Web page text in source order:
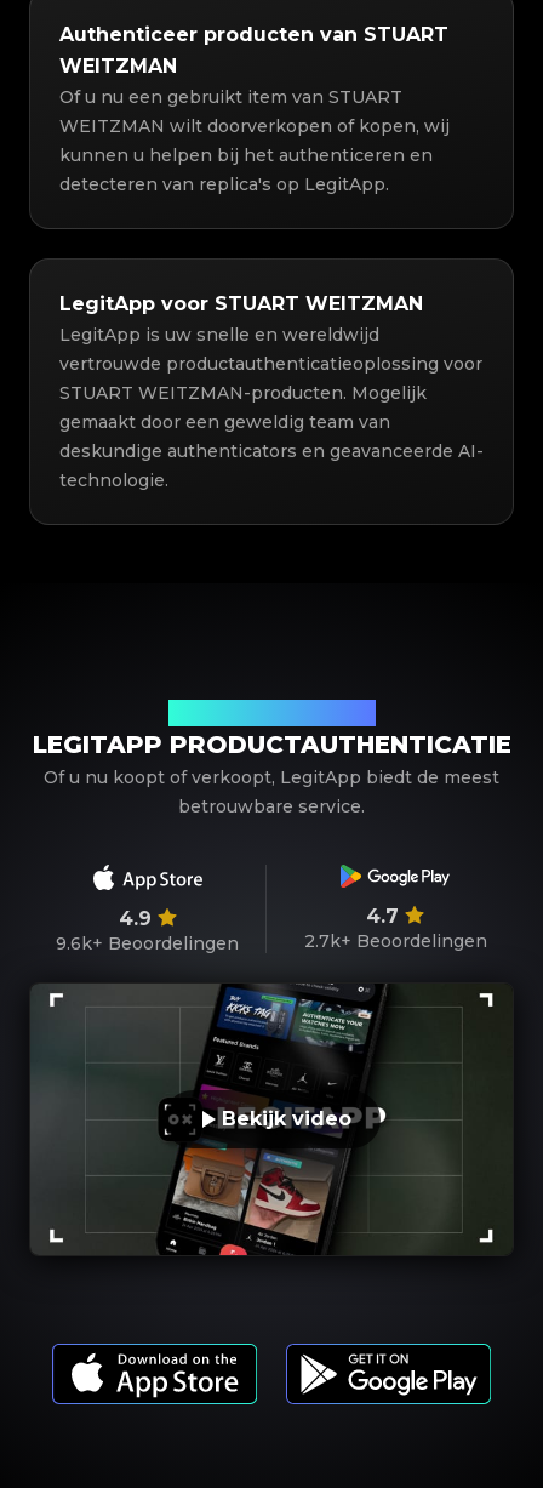
Authenticeer producten van STUART
WEITZMAN
Of u nu een gebruikt item van STUART
WEITZMAN wilt doorverkopen of kopen, wij
kunnen u helpen bij het authenticeren en
detecteren van replica's op LegitApp.
LegitApp voor STUART WEITZMAN
LegitApp is uw snelle en wereldwijd
vertrouwde productauthenticatieoplossing voor
STUART WEITZMAN-producten. Mogelijk
gemaakt door een geweldig team van
deskundige authenticators en geavanceerde AI-
technologie.
LEGITAPP PRODUCTAUTHENTICATIE
Of u nu koopt of verkoopt, LegitApp biedt de meest
betrouwbare service.
4.9
9.6k+ Beoordelingen
4.7
2.7k+ Beoordelingen
Bekijk video